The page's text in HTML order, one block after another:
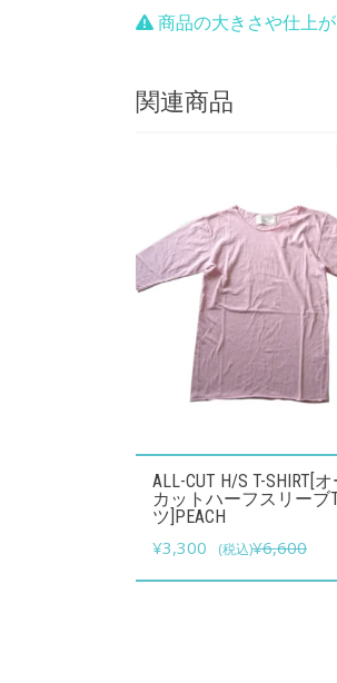
商品の大きさや仕上
関連商品
ALL-CUT H/S T-SHIRT[
カットハーフスリーブ
ツ]PEACH
¥6,600
元
の
¥3,300 現
在
(税込)